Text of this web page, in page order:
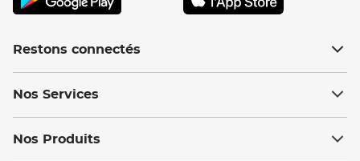
Restons connectés
Nos Services
Nos Produits